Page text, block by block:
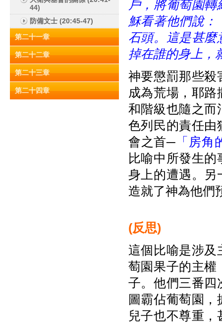
44)
防備文士 (20:45-47)
第二十一章
第二十二章
第二十三章
第二十四章
戶，將葡萄園
穌看著他們說
石頭。這是甚麼
掉在誰的身上，
神要懲罰那些殺
成為荒場，耶
和階級也隨之而
色列民的責任由
會之首─ 「房角
比喻中所發生
身上的遭遇。另
造就了神為他們
(反思)
這個比喻是涉及
萄園果子的主權
子。他們三番四
圖霸佔葡萄園
兒子也不尊重